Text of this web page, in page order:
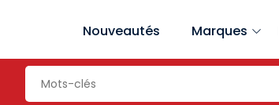
Nouveautés Marques